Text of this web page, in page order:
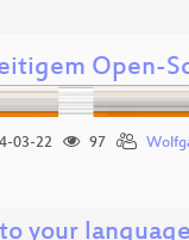
Open-
03-22 97
your